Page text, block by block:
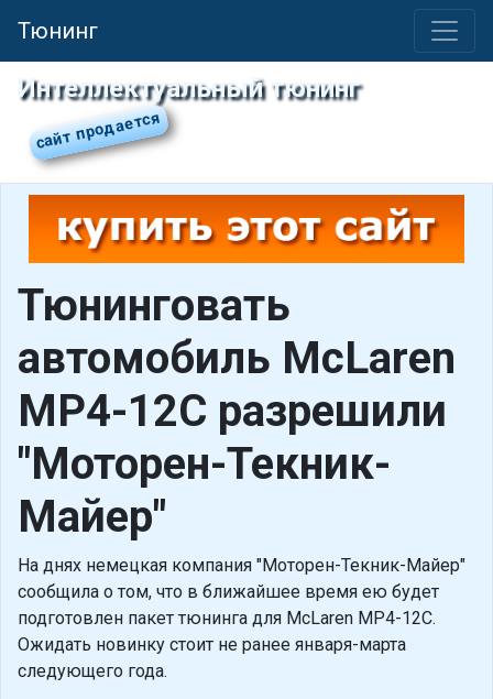
Тюнинг
Интеллектуальный тюнинг
Тюнинговать
автомобиль McLaren
MP4-12C разрешили
"Моторен-Текник-
Майер"
На днях немецкая компания "Моторен-Текник-Майер"
сообщила о том, что в ближайшее время ею будет
подготовлен пакет тюнинга для McLaren MP4-12C.
Ожидать новинку стоит не ранее января-марта
следующего года.